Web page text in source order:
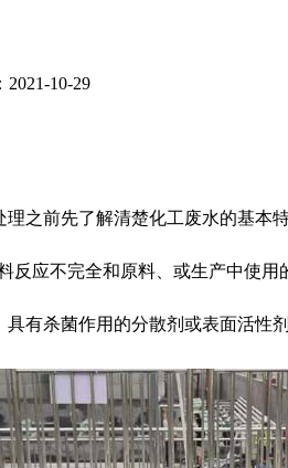
2021-10-29
理之前先了解清楚化工废水的基本
应不完全和原料、或生产中使
有杀菌作用的分散剂或表面活性